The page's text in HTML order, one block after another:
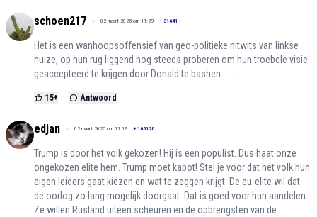
schoen217 02 maart 2025 om 11:29 + 31641
Het is een wanhoopsoffensief van geo-politieke nitwits van linkse
huize, op hun rug liggend nog steeds proberen om hun troebele visie
geaccepteerd te krijgen door Donald te bashen..........
15+ Antwoord
edjan 02 maart 2025 om 11:09 + 105120
Trump is door het volk gekozen! Hij is een populist. Dus haat onze
ongekozen elite hem. Trump moet kapot! Stel je voor dat het volk hun
eigen leiders gaat kiezen en wat te zeggen krijgt. De eu-elite wil dat
de oorlog zo lang mogelijk doorgaat. Dat is goed voor hun aandelen.
Ze willen Rusland uiteen scheuren en de opbrengsten van de